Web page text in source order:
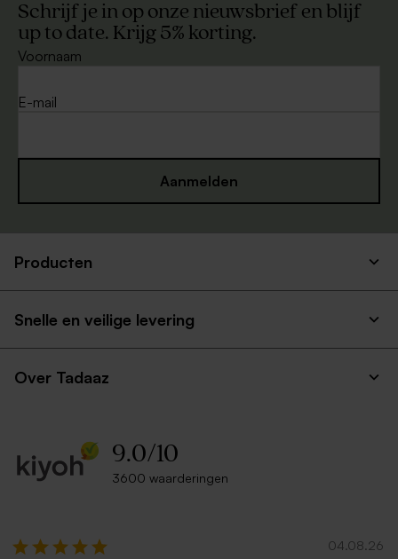
Schrijf je in op onze nieuwsbrief en blijf
up to date. Krijg 5% korting.
Voornaam
E-mail
Aanmelden
Producten
Snelle en veilige levering
Over Tadaaz
9.0/10
3600 waarderingen
04.08.26